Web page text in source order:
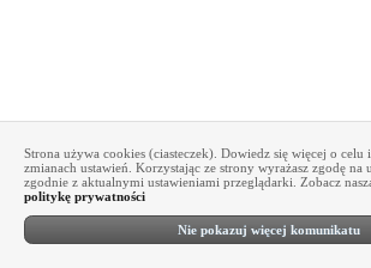
Strona używa cookies (ciasteczek). Dowiedz się więcej o celu
zmianach ustawień. Korzystając ze strony wyrażasz zgodę na
zgodnie z aktualnymi ustawieniami przeglądarki. Zobacz
politykę prywatności
Nie pokazuj więcej komunikatu